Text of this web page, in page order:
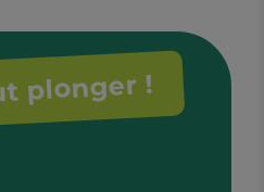
plonger !